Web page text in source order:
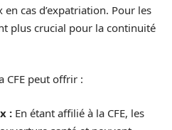
cas d’expatriation. Pour les
plus crucial pour la continuité
CFE peut offrir :
: En étant affilié à la CFE, les